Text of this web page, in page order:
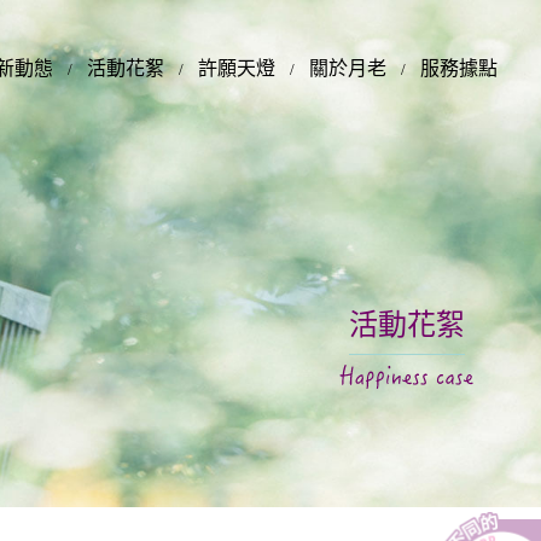
動態 活動花絮 許願天燈 關於月老 服務據點
活動花絮